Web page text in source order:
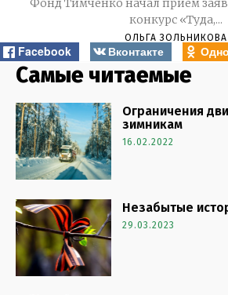
Фонд Тимченко начал прием
конкурс «Туда,...
ОЛЬГА ЗОЛЬНИКОВА
Facebook Вконтакте
Самые читаемые
Ограничения
зимникам
16.02.2022
Незабытые
29.03.2023